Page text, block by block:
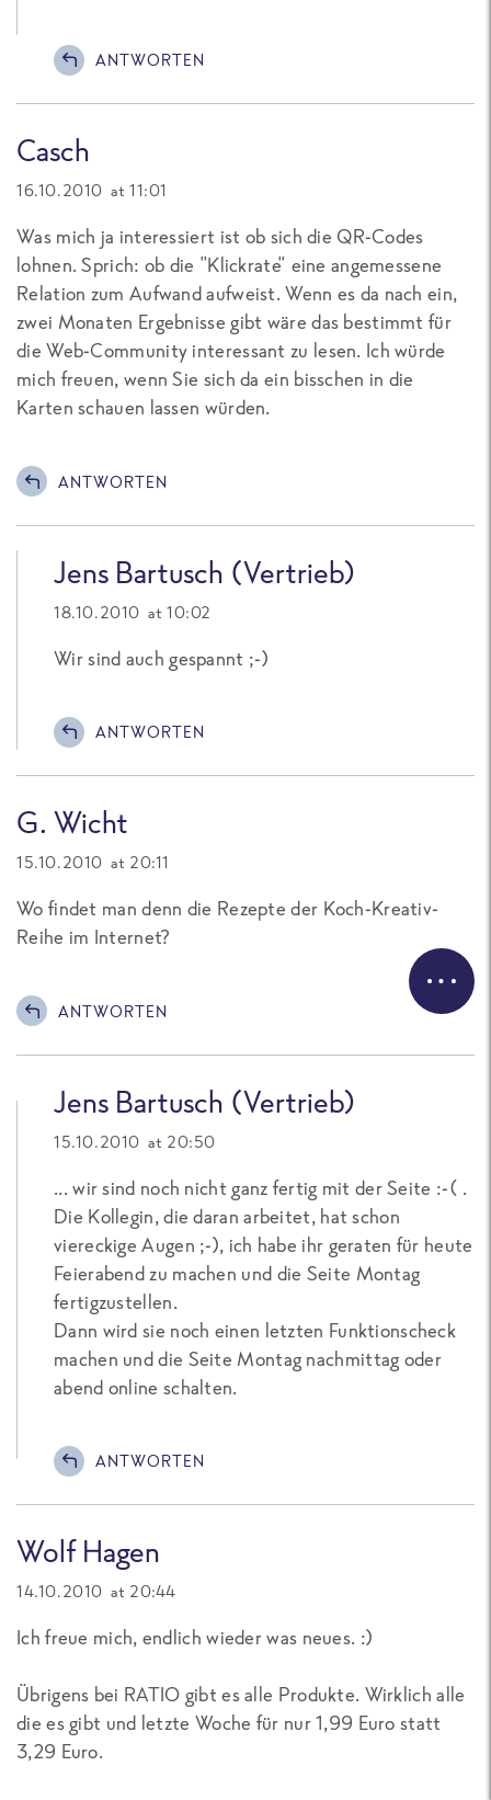
ANTWORTEN
Casch
16.10.2010 at 11:01
Was mich ja interessiert ist ob sich die QR-Codes
lohnen. Sprich: ob die "Klickrate" eine angemessene
Relation zum Aufwand aufweist. Wenn es da nach ein,
zwei Monaten Ergebnisse gibt wäre das bestimmt für
die Web-Community interessant zu lesen. Ich würde
mich freuen, wenn Sie sich da ein bisschen in die
Karten schauen lassen würden.
ANTWORTEN
Jens Bartusch (Vertrieb)
18.10.2010 at 10:02
Wir sind auch gespannt ;-)
ANTWORTEN
G. Wicht
15.10.2010 at 20:11
Wo findet man denn die Rezepte der Koch-Kreativ-
Reihe im Internet?
ANTWORTEN
Jens Bartusch (Vertrieb)
15.10.2010 at 20:50
... wir sind noch nicht ganz fertig mit der Seite :-( .
Die Kollegin, die daran arbeitet, hat schon
viereckige Augen ;-), ich habe ihr geraten für heute
Feierabend zu machen und die Seite Montag
fertigzustellen.
Dann wird sie noch einen letzten Funktionscheck
machen und die Seite Montag nachmittag oder
abend online schalten.
ANTWORTEN
Wolf Hagen
14.10.2010 at 20:44
Ich freue mich, endlich wieder was neues. :)
Übrigens bei RATIO gibt es alle Produkte. Wirklich alle
die es gibt und letzte Woche für nur 1,99 Euro statt
3,29 Euro.